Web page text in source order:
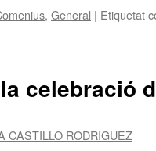
, General | Etiquetat
celebració
CASTILLO RODRIGUEZ